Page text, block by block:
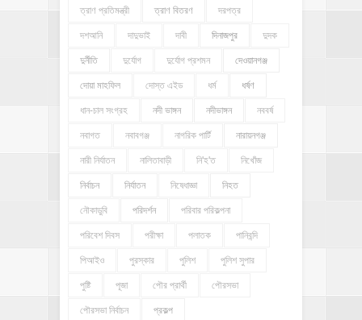
ত্রাণ প্রতিমন্ত্রী ত্রাণ বিতরণ দরপত্র
দশআনি দাদুভাই দাবী দিনাজপুর দুদক
দুর্নীতি দুর্যোগ দুর্যোগ প্রশমন দেওয়ানগঞ্জ
দোয়া মাহফিল দোস্ত এইড ধর্ম ধর্ষণ
ধান-চাল সংগ্রহ নদী ভাঙ্গন নদীভাঙ্গন নববর্ষ
নবাগত নবাবগঞ্জ নাগরিক পার্টি নারায়নগঞ্জ
নারী নির্যাতন নালিতাবাড়ী নি'হ'ত নিখোঁজ
নির্বাচন নির্যাতন নিষেধাজ্ঞা নিহত
নৌকাডুবি পরিদর্শন পরিবার পরিকল্পনা
পরিবেশ দিবস পরীক্ষা পলাতক পানিবন্দি
পিআইও পুরস্কার পুলিশ পুলিশ সুপার
পুষ্টি পূজা পৌর প্রার্থী পৌরসভা
পৌরসভা নির্বাচন প্রকল্প